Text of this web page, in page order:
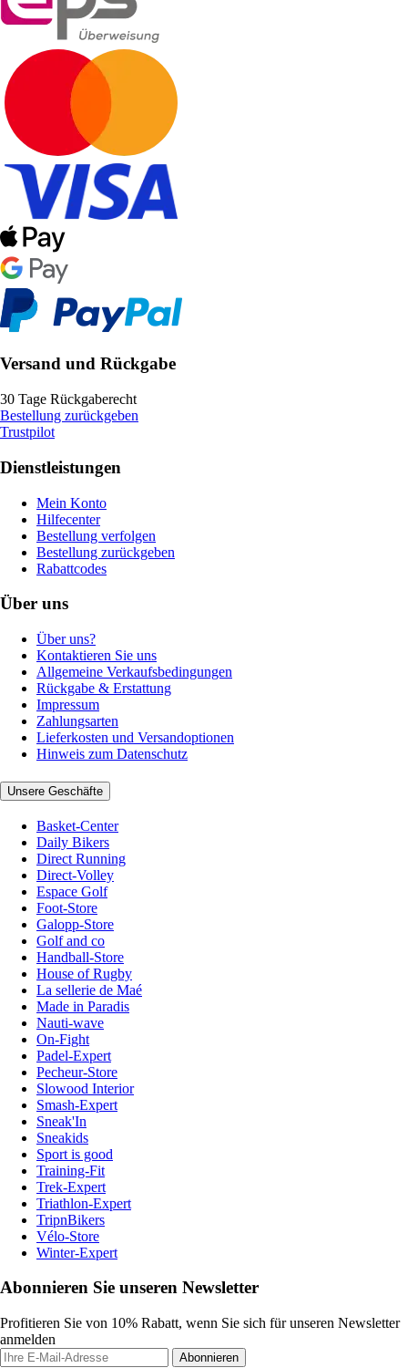
Versand und Rückgabe
30 Tage Rückgaberecht
Bestellung zurückgeben
Trustpilot
Dienstleistungen
Mein Konto
Hilfecenter
Bestellung verfolgen
Bestellung zurückgeben
Rabattcodes
Über uns
Über uns?
Kontaktieren Sie uns
Allgemeine Verkaufsbedingungen
Rückgabe & Erstattung
Impressum
Zahlungsarten
Lieferkosten und Versandoptionen
Hinweis zum Datenschutz
Unsere Geschäfte
Basket-Center
Daily Bikers
Direct Running
Direct-Volley
Espace Golf
Foot-Store
Galopp-Store
Golf and co
Handball-Store
House of Rugby
La sellerie de Maé
Made in Paradis
Nauti-wave
On-Fight
Padel-Expert
Pecheur-Store
Slowood Interior
Smash-Expert
Sneak'In
Sneakids
Sport is good
Training-Fit
Trek-Expert
Triathlon-Expert
TripnBikers
Vélo-Store
Winter-Expert
Abonnieren Sie unseren Newsletter
Profitieren Sie von 10% Rabatt, wenn Sie sich für unseren Newsletter
anmelden
Abonnieren